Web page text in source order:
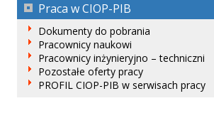
Praca w CIOP-PIB
Dokumenty do pobrania
Pracownicy naukowi
Pracownicy inżynieryjno – techniczni
Pozostałe oferty pracy
PROFIL CIOP-PIB w serwisach pracy